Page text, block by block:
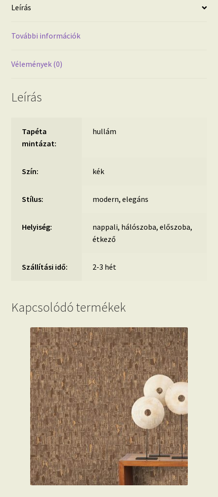
08
Leírás
További információk
Vélemények (0)
Leírás
Tapéta
mintázat:
hullám
Szín: kék
Stílus: modern, elegáns
Helyiség:
nappali, hálószoba, előszoba,
étkező
Szállítási idő: 2-3 hét
Kapcsolódó termékek